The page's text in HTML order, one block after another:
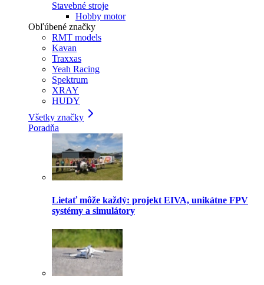
Stavebné stroje
Hobby motor
Obľúbené značky
RMT models
Kavan
Traxxas
Yeah Racing
Spektrum
XRAY
HUDY
Všetky značky
Poradňa
Lietať môže každý: projekt EIVA, unikátne FPV
systémy a simulátory